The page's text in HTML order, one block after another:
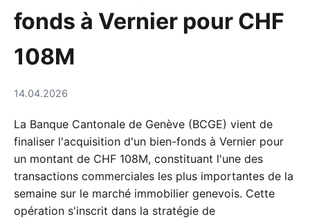
fonds à Vernier pour CHF
108M
14.04.2026
La Banque Cantonale de Genève (BCGE) vient de
finaliser l'acquisition d'un bien-fonds à Vernier pour
un montant de CHF 108M, constituant l'une des
transactions commerciales les plus importantes de la
semaine sur le marché immobilier genevois. Cette
opération s'inscrit dans la stratégie de